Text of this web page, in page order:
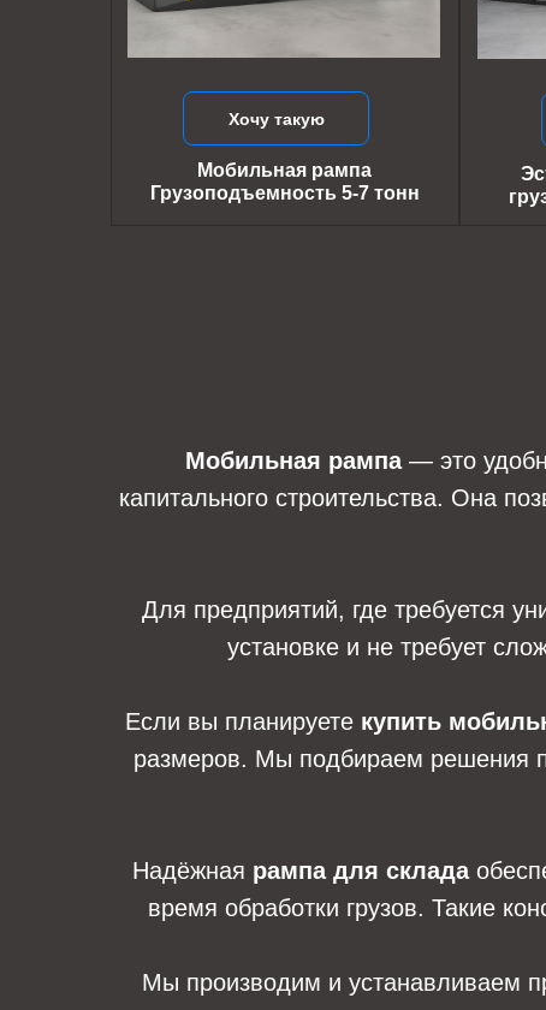
Хочу такую
Мобильная рампа
Грузоподъемность 5-7 тонн
Мобильная рампа— это
капитального строительства. Она
Для предприятий, где требуется
установке и не требует
Если вы планируете купить
размеров. Мы подбираем решения
Надёжная рампа для склада
время обработки грузов. Такие
Мы производим и устанавливаем